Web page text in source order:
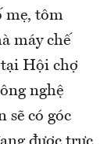
mẹ, tôm
máy chế
Hội chợ
nghệ
sẽ có góc